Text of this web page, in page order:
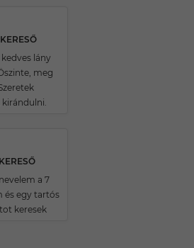
lány
meg
kirándulni.
a 7
és egy tartós
keresek